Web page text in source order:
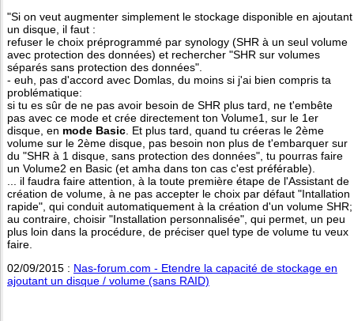
"Si on veut augmenter simplement le stockage disponible en ajoutant
un disque, il faut :
refuser le choix préprogrammé par synology (SHR à un seul volume
avec protection des données) et rechercher "SHR sur volumes
séparés sans protection des données".
- euh, pas d'accord avec Domlas, du moins si j'ai bien compris ta
problématique:
si tu es sûr de ne pas avoir besoin de SHR plus tard, ne t'embête
pas avec ce mode et crée directement ton Volume1, sur le 1er
disque, en mode Basic . Et plus tard, quand tu créeras le 2ème
volume sur le 2ème disque, pas besoin non plus de t'embarquer sur
du "SHR à 1 disque, sans protection des données", tu pourras faire
un Volume2 en Basic (et amha dans ton cas c'est préférable).
... il faudra faire attention, à la toute première étape de l'Assistant de
création de volume, à ne pas accepter le choix par défaut "Intallation
rapide", qui conduit automatiquement à la création d'un volume SHR;
au contraire, choisir "Installation personnalisée", qui permet, un peu
plus loin dans la procédure, de préciser quel type de volume tu veux
faire.
02/09/2015 : Nas-forum.com - Etendre la capacité de stockage en
ajoutant un disque / volume (sans RAID)